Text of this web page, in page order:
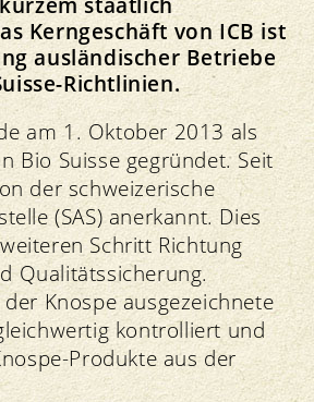
Kerngeschäft von ICB ist
ausländischer Betriebe
Richtlinien.
am 1. Oktober 2013 als
Bio Suisse gegründet. Seit
der schweizerische
(SAS) anerkannt. Dies
Schritt Richtung
Qualitätssicherung.
Knospe ausgezeichnete
kontrolliert und
Produkte aus der